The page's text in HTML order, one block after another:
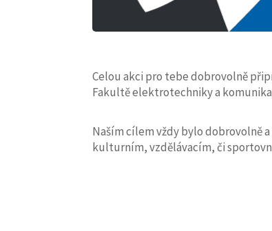
Celou akci pro tebe dobrovolně
Fakultě elektrotechniky a
Naším cílem vždy bylo dobrovolně
kulturním, vzdělávacím, či